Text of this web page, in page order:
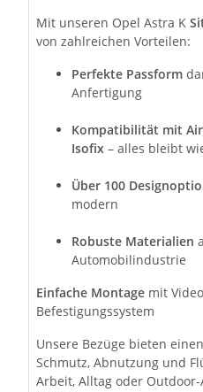
Mit unseren Opel Astra K
von zahlreichen Vorteilen:
Perfekte Passform
Anfertigung
Kompatibilität mit
Isofix – alles bleibt
Über 100
modern
Robuste Materialien
Automobilindustrie
Einfache Montage mit
Befestigungssystem
Unsere Bezüge bieten
Schmutz, Abnutzung und
Arbeit, Alltag oder